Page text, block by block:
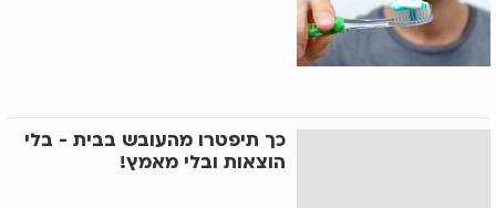
כך תיפטרו מהעובש בבית - בלי
הוצאות ובלי מאמץ!